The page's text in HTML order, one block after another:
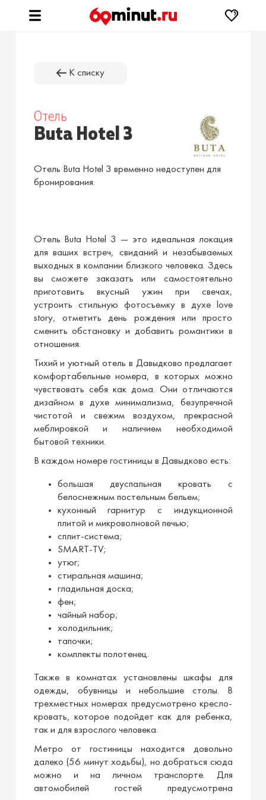
К списку
Отель
Buta Hotel 3
Отель Buta Hotel 3 временно недоступен для
бронирования.
Отель Buta Hotel 3 — это идеальная локация
для ваших встреч, свиданий и незабываемых
выходных в компании близкого человека. Здесь
вы сможете заказать или самостоятельно
приготовить вкусный ужин при свечах,
устроить стильную фотосъемку в духе love
story, отметить день рождения или просто
сменить обстановку и добавить романтики в
отношения.
Тихий и уютный отель в Давыдково предлагает
комфортабельные номера, в которых можно
чувствовать себя как дома. Они отличаются
дизайном в духе минимализма, безупречной
чистотой и свежим воздухом, прекрасной
меблировкой и наличием необходимой
бытовой техники.
В каждом номере гостиницы в Давыдково есть:
большая двуспальная кровать с
белоснежным постельным бельем;
кухонный гарнитур с индукционной
плитой и микроволновой печью;
сплит-система;
SMART-TV;
утюг;
стиральная машина;
гладильная доска;
фен;
чайный набор;
холодильник;
тапочки;
комплекты полотенец.
Также в комнатах установлены шкафы для
одежды, обувницы и небольшие столы. В
трехместных номерах предусмотрено кресло-
кровать, которое подойдет как для ребенка,
так и для взрослого человека.
Метро от гостиницы находится довольно
далеко (56 минут ходьбы), но добраться сюда
можно и на личном транспорте. Для
автомобилей гостей предусмотрена